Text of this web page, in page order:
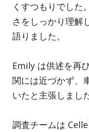
くすつもりでした
さをしっかり理解
語りました。
Emily は供述を再
関には近づかず、
いたと主張しました
調査チームは